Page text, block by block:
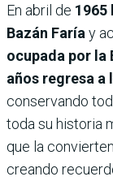
En abril de 1965
Bazán Faría y
ocupada por la
años regresa a
conservando
toda su historia
que la
creando